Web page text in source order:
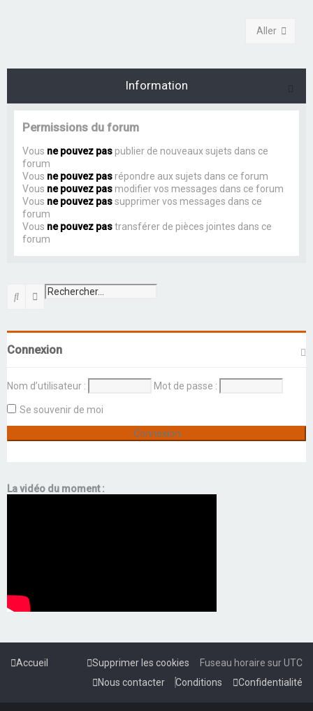
Aller
Information
Permissions du forum
Vous ne pouvez pas publier de nouveaux sujets dans ce
forum
Vous ne pouvez pas répondre aux sujets dans ce forum
Vous ne pouvez pas modifier vos messages dans ce forum
Vous ne pouvez passupprimer vos messages dans ce
forum
Vous ne pouvez pastransférer de pièces jointes dans ce
forum
RechercherRecherche avancée
Connexion
Nom d’utilisateur : Mot de passe :
Se souvenir de moi
La vidéo du moment :
Accueil Fuseau horaire surUTC
Supprimer les cookies
Confidentialité
Conditions
Nous contacter